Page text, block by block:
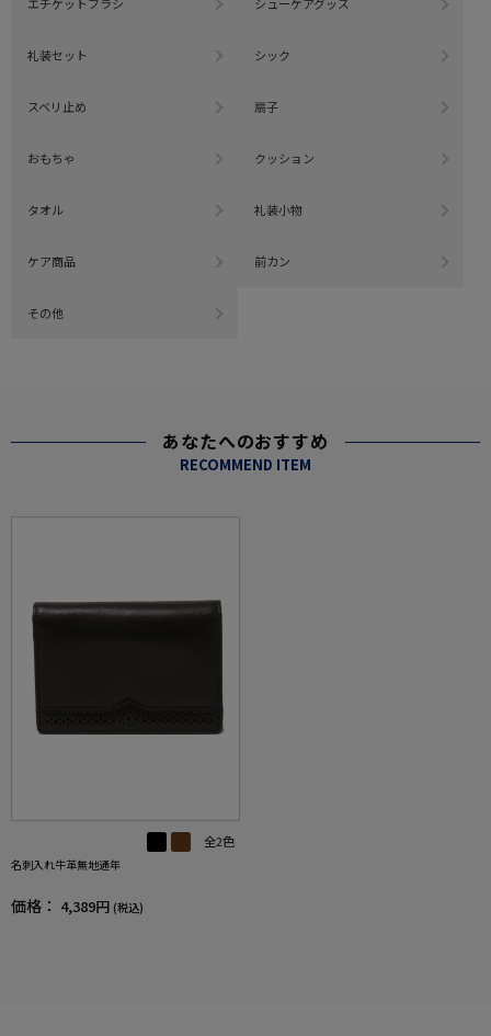
礼装セット シック
スベリ止め 扇子
おもちゃ クッション
タオル 礼装小物
ケア商品 前カン
その他
あなたへのおすすめ
RECOMMEND ITEM
全2色
名刺入れ牛革無地通年
価格： 4,389円 (税込)